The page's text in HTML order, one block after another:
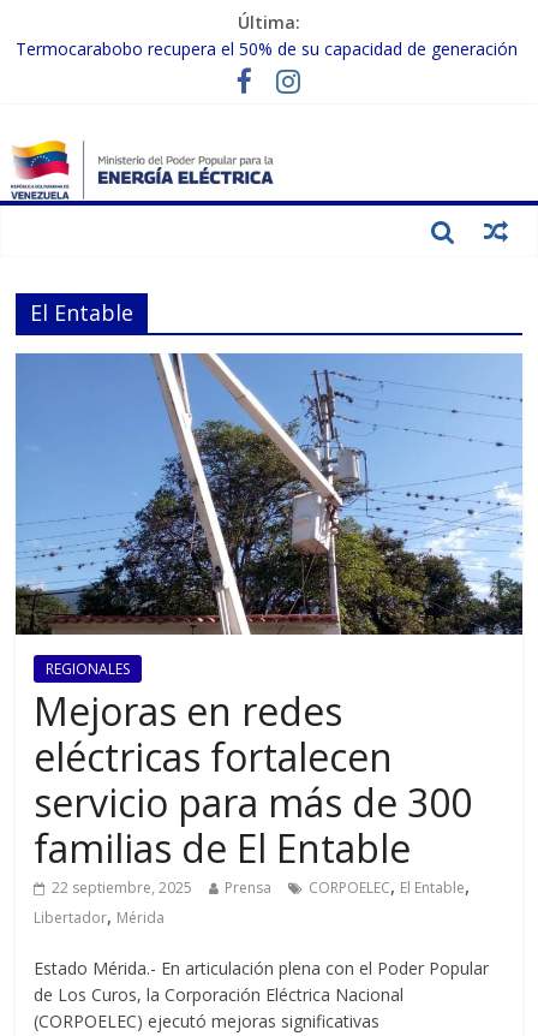
Última:
Termocarabobo recupera el 50% de su capacidad de generación
MPPEE avanza en la recuperación de infraestructuras eléctricas
Gobierno Nacional coordina acciones con el sector privado para
fortalecer el SEN ante el «Súper Niño»
Inspeccionan trabajos de rehabilitación en instalaciones del SEN
El Entable
REGIONALES
Mejoras en redes
eléctricas fortalecen
servicio para más de 300
familias de El Entable
22 septiembre, 2025 Prensa CORPOELEC, El Entable,
Libertador, Mérida
Estado Mérida.- En articulación plena con el Poder Popular
de Los Curos, la Corporación Eléctrica Nacional
(CORPOELEC) ejecutó mejoras significativas